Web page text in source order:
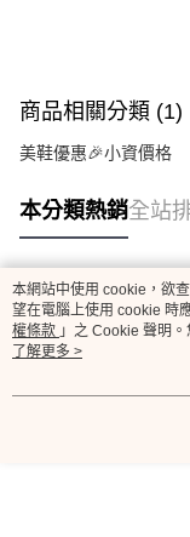
商品相關分類 (1)
美鞋優惠🎉小資價格
本分類熱銷全站
熱門標籤
本網站中使用 cookie，欲
望在電腦上使用 cookie 時
權條款 」之 Cookie 聲明
用條款之 Cookie 聲明使用
了解更多 >